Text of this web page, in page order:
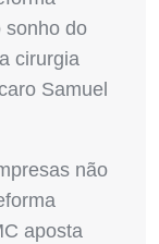
sonho do
cirurgia
Samuel
não
aposta